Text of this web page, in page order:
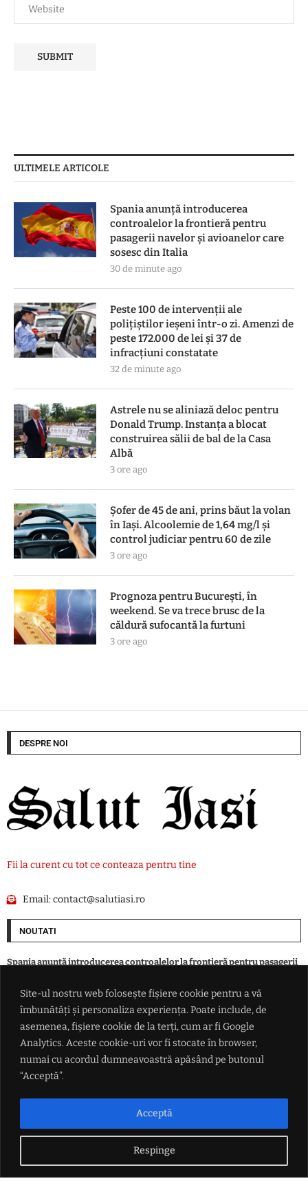
Site-ul nostru web folosește fișiere cookie pentru a vă
îmbunătăți și personaliza experiența. Poate include, de
asemenea, fișiere cookie de la terți, cum ar fi Google
Analytics. Aceste cookie-uri vor fi stocate în browser,
numai cu acordul dumneavoastră apăsând pe butonul
“Acceptă”.
Respinge
Acceptă
ULTIMELE ARTICOLE
Spania anunță introducerea
controalelor la frontieră pentru
pasagerii navelor și avioanelor care
sosesc din Italia
30 de minute ago
Peste 100 de intervenții ale
polițiștilor ieșeni într-o zi. Amenzi de
peste 172.000 de lei și 37 de
infracțiuni constatate
32 de minute ago
Astrele nu se aliniază deloc pentru
Donald Trump. Instanța a blocat
construirea sălii de bal de la Casa
Albă
3 ore ago
Șofer de 45 de ani, prins băut la volan
în Iași. Alcoolemie de 1,64 mg/l și
control judiciar pentru 60 de zile
3 ore ago
Prognoza pentru București, în
weekend. Se va trece brusc de la
căldură sufocantă la furtuni
3 ore ago
DESPRE NOI
Fii la curent cu tot ce conteaza pentru tine
Email:contact@salutiasi.ro
NOUTATI
Spania anunță introducerea controalelor la frontieră pentru pasagerii
Peste 100 de intervenții ale polițiștilor ieșeni într-o zi. Amenzi de peste
172.000 de lei și 37 de infracțiuni constatate
Astrele nu se aliniază deloc pentru Donald Trump. Instanța a blocat
construirea sălii de bal de la Casa Albă
Șofer de 45 de ani, prins băut la volan în Iași. Alcoolemie de 1,64 mg/l și